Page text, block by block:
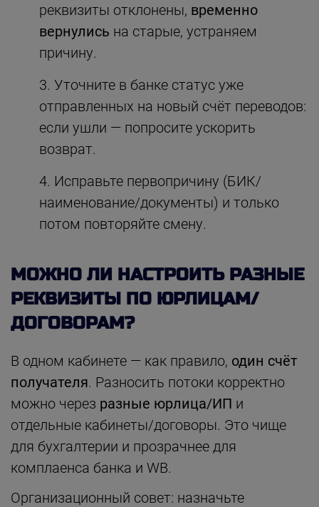
реквизиты отклонены, временно
вернулись на старые, устраняем
причину.
Уточните в банке статус уже
отправленных на новый счёт переводов:
если ушли — попросите ускорить
возврат.
Исправьте первопричину (БИК/
наименование/документы) и только
потом повторяйте смену.
МОЖНО ЛИ НАСТРОИТЬ РАЗНЫЕ
РЕКВИЗИТЫ ПО ЮРЛИЦАМ/
ДОГОВОРАМ?
В одном кабинете — как правило, один счёт
получателя. Разносить потоки корректно
можно через разные юрлица/ИП и
отдельные кабинеты/договоры. Это чище
для бухгалтерии и прозрачнее для
комплаенса банка и WB.
Организационный совет: назначьте